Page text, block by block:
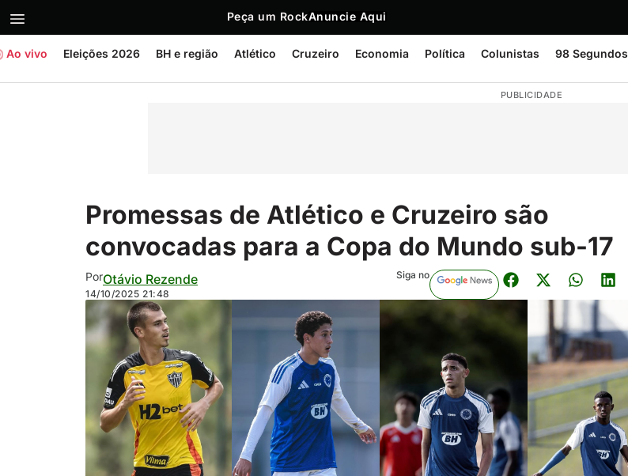
Peça um RockAnuncie Aqui
Ao vivo Eleições 2026 BH e região Atlético Cruzeiro Economia Política Colunistas 98 Segundos
PUBLICIDADE
Promessas de Atlético e Cruzeiro são
convocadas para a Copa do Mundo sub-17
PorOtávio Rezende
14/10/2025 21:48
Siga no